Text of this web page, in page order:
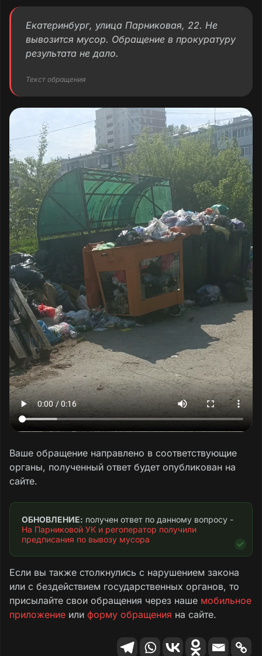
Екатеринбург, улица Парниковая, 22. Не
вывозится мусор. Обращение в прокуратуру
результата не дало.
Текст обращения
Ваше обращение направлено в соответствующие
органы, полученный ответ будет опубликован на
сайте.
ОБНОВЛЕНИЕ:
На Парниковой УК и регоператор получили
предписания по вывозу мусора
Если вы также столкнулись с нарушением закона
или с бездействием государственных органов, то
присылайте свои обращения через наше мобильное
приложение или форму обращения на сайте.